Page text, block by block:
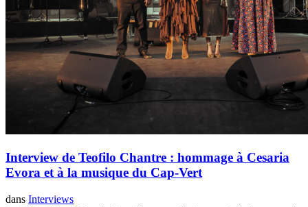
Interview de Teofilo Chantre : hommage à Cesaria
Evora et à la musique du Cap-Vert
dans Interviews